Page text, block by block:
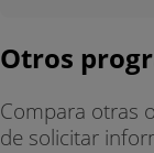
Otros
Compara otras
de solicitar